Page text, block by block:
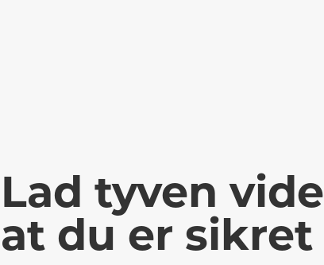
Lad tyven vide
at du er sikret